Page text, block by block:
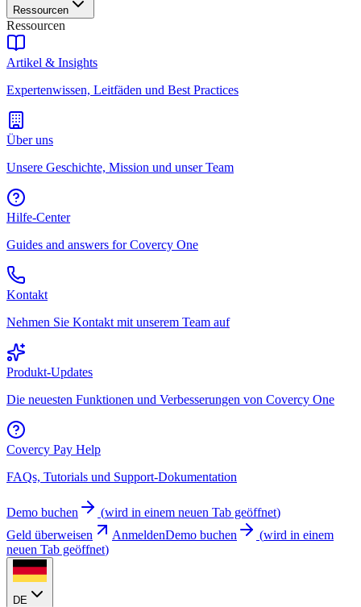
Ressourcen
Ressourcen
Artikel & Insights
Expertenwissen, Leitfäden und Best Practices
Über uns
Unsere Geschichte, Mission und unser Team
Hilfe-Center
Guides and answers for Covercy One
Kontakt
Nehmen Sie Kontakt mit unserem Team auf
Produkt-Updates
Die neuesten Funktionen und Verbesserungen von Covercy One
Covercy Pay Help
FAQs, Tutorials und Support-Dokumentation
Demo buchen (wird in einem neuen Tab geöffnet)
Geld überweisen
AnmeldenDemo buchen (wird in einem
neuen Tab geöffnet)
DE